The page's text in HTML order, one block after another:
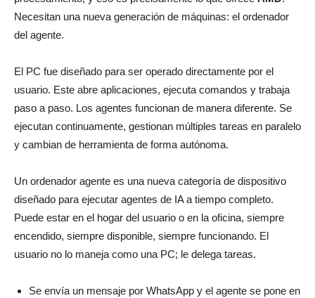
Necesitan una nueva generación de máquinas: el ordenador
del agente.
El PC fue diseñado para ser operado directamente por el
usuario. Este abre aplicaciones, ejecuta comandos y trabaja
paso a paso. Los agentes funcionan de manera diferente. Se
ejecutan continuamente, gestionan múltiples tareas en paralelo
y cambian de herramienta de forma autónoma.
Un ordenador agente es una nueva categoría de dispositivo
diseñado para ejecutar agentes de IA a tiempo completo.
Puede estar en el hogar del usuario o en la oficina, siempre
encendido, siempre disponible, siempre funcionando. El
usuario no lo maneja como una PC; le delega tareas.
Se envía un mensaje por WhatsApp y el agente se pone en